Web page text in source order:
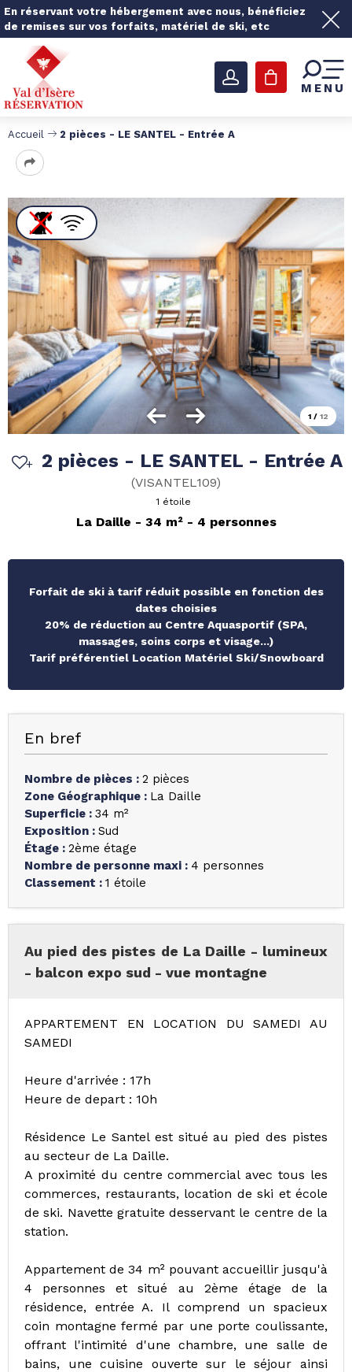
En réservant votre hébergement avec nous, bénéficiez
de remises sur vos forfaits, matériel de ski, etc
MENU
Accueil 2 pièces - LE SANTEL - Entrée A
1 / 12
2 pièces - LE SANTEL - Entrée A
(VISANTEL109)
1 étoile
La Daille 34 m² 4 personnes
Forfait de ski à tarif réduit possible en fonction des
dates choisies
20% de réduction au Centre Aquasportif (SPA,
massages, soins corps et visage...)
Tarif préférentiel Location Matériel Ski/Snowboard
En bref
Nombre de pièces : 2 pièces
Zone Géographique : La Daille
Superficie : 34 m²
Exposition : Sud
Étage : 2ème étage
Nombre de personne maxi : 4 personnes
Classement : 1 étoile
Au pied des pistes de La Daille - lumineux
- balcon expo sud - vue montagne
APPARTEMENT EN LOCATION DU SAMEDI AU
SAMEDI
Heure d'arrivée : 17h
Heure de depart : 10h
Résidence Le Santel est situé au pied des pistes
au secteur de La Daille.
A proximité du centre commercial avec tous les
commerces, restaurants, location de ski et école
de ski. Navette gratuite desservant le centre de la
station.
Appartement de 34 m² pouvant accueillir jusqu'à
4 personnes et situé au 2ème étage de la
résidence, entrée A. Il comprend un spacieux
coin montagne fermé par une porte coulissante,
offrant l'intimité d'une chambre, une salle de
bains, une cuisine ouverte sur le séjour ainsi